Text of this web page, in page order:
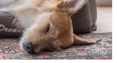
Canva